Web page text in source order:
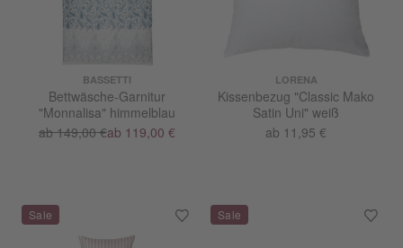
BASSETTI
Bettwäsche-Garnitur
"Monnalisa" himmelblau
ab 149,00 €ab 119,00 €
LORENA
Kissenbezug "Classic Mako
Satin Uni" weiß
ab 11,95 €